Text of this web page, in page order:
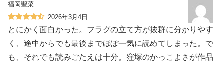
福岡聖菜
2026年3月4日
とにかく面白かった。フラグの立て方が抜群に分かりやす
く、途中からでも最後までほぼ一気に読めてしまった。で
も、それでも読みごたえは十分。窪塚のかっこよさが作品